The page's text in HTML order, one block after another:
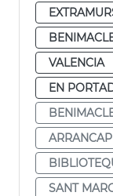
VALENCIA
EN
SANT